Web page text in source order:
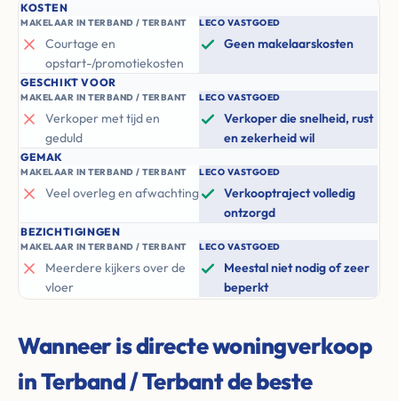
KOSTEN
MAKELAAR IN TERBAND / TERBANT
Courtage en
opstart-/promotiekosten
LECO VASTGOED
Geen makelaarskosten
GESCHIKT VOOR
MAKELAAR IN TERBAND / TERBANT
Verkoper met tijd en
geduld
LECO VASTGOED
Verkoper die snelheid, rust
en zekerheid wil
GEMAK
MAKELAAR IN TERBAND / TERBANT
Veel overleg en afwachting
LECO VASTGOED
Verkooptraject volledig
ontzorgd
BEZICHTIGINGEN
MAKELAAR IN TERBAND / TERBANT
Meerdere kijkers over de
vloer
LECO VASTGOED
Meestal niet nodig of zeer
beperkt
Wanneer is directe woningverkoop
in Terband / Terbant de beste